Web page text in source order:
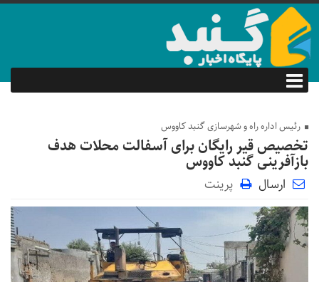
رئیس اداره راه و شهرسازی گنبد کاووس
تخصیص قیر رایگان برای آسفالت محلات هدف
بازآفرینی گنبد کاووس
ارسال پرینت